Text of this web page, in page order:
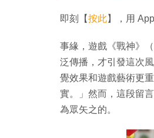
即刻【按此】，用
事緣，遊戲《戰神》
泛傳播，才引發這次
覺效果和遊戲藝術更
實。」然而，這段留
為眾矢之的。